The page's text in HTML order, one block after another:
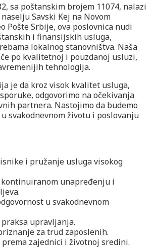
sa poštanskim brojem 11074, nalazi
Savski Kej na Novom
Pošte Srbije, ova poslovnica nudi
i finansijskih usluga,
lokalnog stanovništva. Naša
po kvalitetnoj i pouzdanoj usluzi,
tehnologija.
je da kroz visok kvalitet usluga,
odgovorimo na očekivanja
partnera. Nastojimo da budemo
svakodnevnom životu i poslovanju
i pružanje usluga visokog
kontinuiranom unapređenju i
u svakodnevnom
upravljanja.
za trud zaposlenih.
prema zajednici i životnoj sredini.